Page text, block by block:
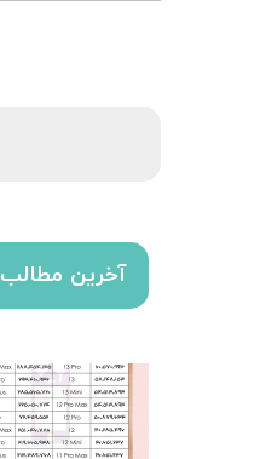
آخرین مطالب